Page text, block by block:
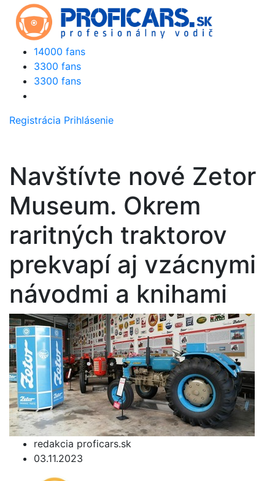
14000 fans
3300 fans
3300 fans
Registrácia Prihlásenie
Navštívte nové Zetor
Museum. Okrem
raritných traktorov
prekvapí aj vzácnymi
návodmi a knihami
redakcia proficars.sk
03.11.2023